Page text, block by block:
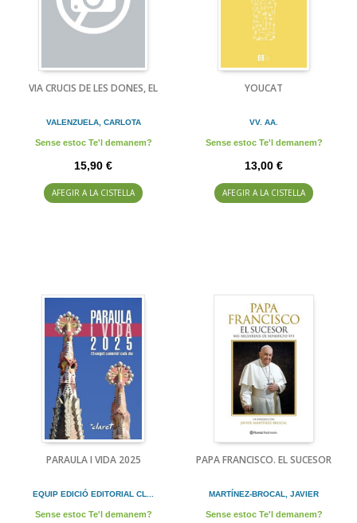
VIA CRUCIS DE LES DONES, EL
VALENZUELA, CARLOTA
Sense estoc Te'l demanem?
15,90 €
AFEGIR A LA CISTELLA
YOUCAT
VV. AA.
Sense estoc Te'l demanem?
13,00 €
AFEGIR A LA CISTELLA
PARAULA I VIDA 2025
EQUIP EDICIÓ EDITORIAL CL...
Sense estoc Te'l demanem?
PAPA FRANCISCO. EL SUCESOR
MARTÍNEZ-BROCAL, JAVIER
Sense estoc Te'l demanem?